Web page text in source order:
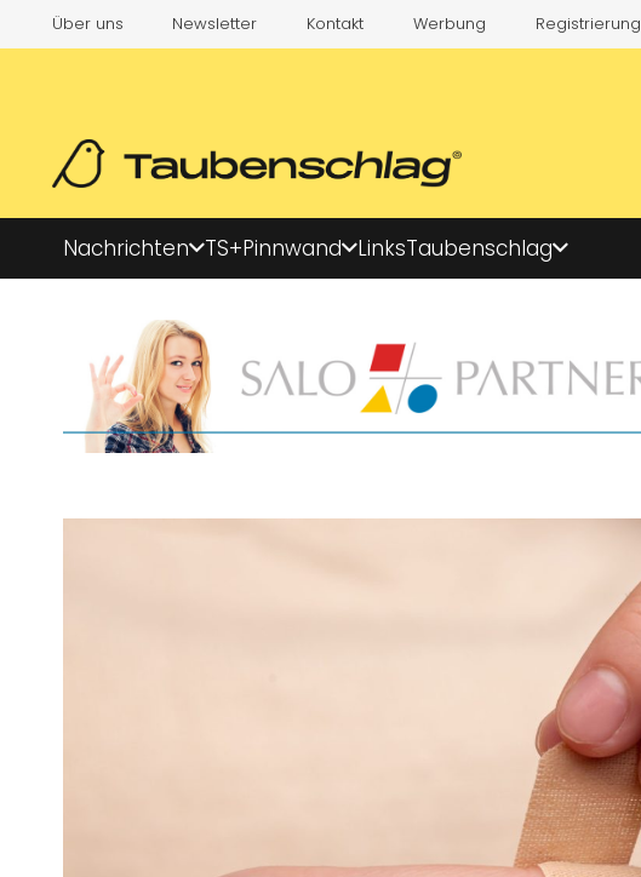
Über uns Newsletter Kontakt Werbung Registrierung
Nachrichten TS+Pinnwand LinksTaubenschlag